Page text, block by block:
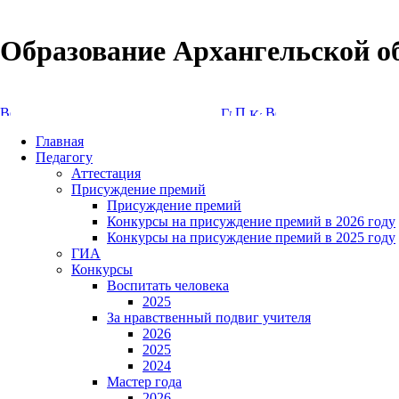
Образование Архангельской
Главная
Педагогу
Аттестация
Присуждение премий
Присуждение премий
Конкурсы на присуждение премий в 2026 году
Конкурсы на присуждение премий в 2025 году
ГИА
Конкурсы
Воспитать человека
2025
За нравственный подвиг учителя
2026
2025
2024
Мастер года